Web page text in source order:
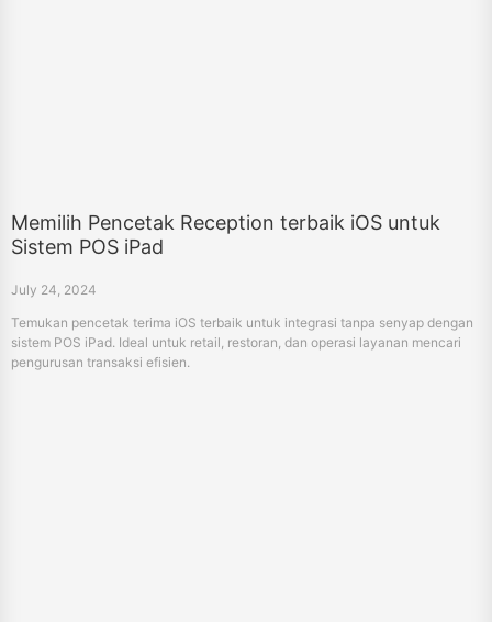
Memilih Pencetak Reception terbaik iOS untuk
Sistem POS iPad
July 24, 2024
Temukan pencetak terima iOS terbaik untuk integrasi tanpa senyap dengan
sistem POS iPad. Ideal untuk retail, restoran, dan operasi layanan mencari
pengurusan transaksi efisien.